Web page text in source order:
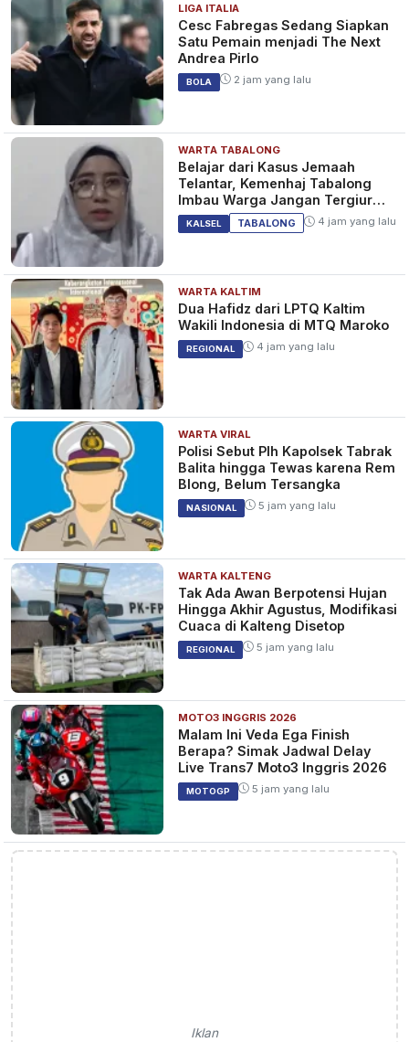
4 Juta Wisatawan Berkunjung
Cek Hari Libur Nasional dan
LIGA ITALIA
Cesc Fabregas Sedang Siapkan
Satu Pemain menjadi The Next
Andrea Pirlo
BOLA 2 jam yang lalu
WARTA TABALONG
Belajar dari Kasus Jemaah
Telantar, Kemenhaj Tabalong
Imbau Warga Jangan Tergiur
Umrah Murah
KALSEL TABALONG 4 jam yang lalu
WARTA KALTIM
Dua Hafidz dari LPTQ Kaltim
Wakili Indonesia di MTQ Maroko
REGIONAL 4 jam yang lalu
WARTA VIRAL
Polisi Sebut Plh Kapolsek Tabrak
Balita hingga Tewas karena Rem
Blong, Belum Tersangka
NASIONAL 5 jam yang lalu
WARTA KALTENG
Tak Ada Awan Berpotensi Hujan
Hingga Akhir Agustus, Modifikasi
Cuaca di Kalteng Disetop
REGIONAL 5 jam yang lalu
MOTO3 INGGRIS 2026
Malam Ini Veda Ega Finish
Berapa? Simak Jadwal Delay
Live Trans7 Moto3 Inggris 2026
MOTOGP 5 jam yang lalu
Iklan